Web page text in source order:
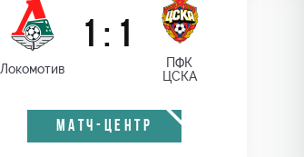
Локомотив
1 : 1
ПФК
ЦСКА
МАТЧ-ЦЕНТР